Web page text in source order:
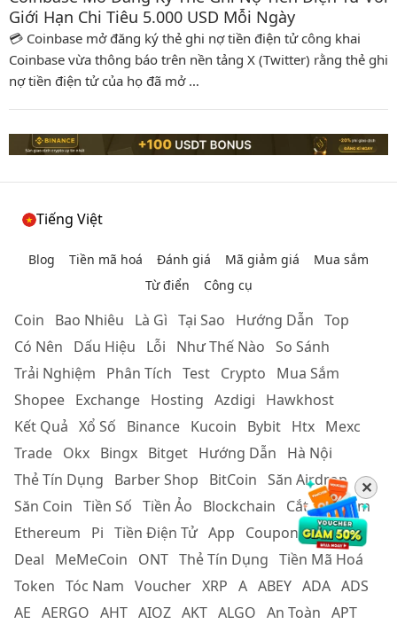
Giới Hạn Chi Tiêu 5.000 USD Mỗi Ngày
💳 Coinbase mở đăng ký thẻ ghi nợ tiền điện tử công khai
Coinbase vừa thông báo trên nền tảng X (Twitter) rằng thẻ ghi
nợ tiền điện tử của họ đã mở …
Tiếng Việt
Blog Tiền mã hoá Đánh giá Mã giảm giá
Mua sắm
Từ điển
Công cụ
Coin Bao Nhiêu Là Gì Tại Sao Hướng Dẫn Top
Có Nên
Dấu Hiệu Lỗi Như Thế Nào So Sánh
Trải Nghiệm
Phân Tích Test Crypto
Mua Sắm
Shopee Exchange Hosting Azdigi
Hawkhost
Kết Quả Xổ Số Binance Kucoin Bybit Htx Mexc
Trade Okx Bingx Bitget Hướng Dẫn
Hà Nội
Thẻ Tín Dụng
Barber Shop BitCoin Săn Airdrop
Săn Coin Tiền Số Tiền Ảo Blockchain
Cắt Tóc Nam
Ethereum
Pi Tiền Điện Tử App Coupon Cắt Tóc
Deal
MeMeCoin ONT Thẻ Tín Dụng Tiền Mã Hoá
Token Tóc Nam Voucher XRP A ABEY ADA ADS
AE AERGO AHT AIOZ AKT ALGO An Toàn APT
✕